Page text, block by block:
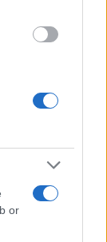
or
en
por…